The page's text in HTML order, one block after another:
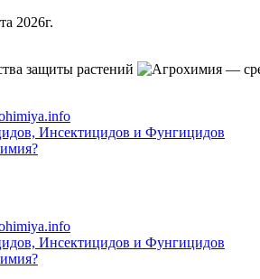
2026г.
Инсектицидов и Фунгицидов
Инсектицидов и Фунгицидов